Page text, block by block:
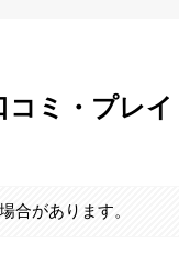
コミ・プレ
合があります。